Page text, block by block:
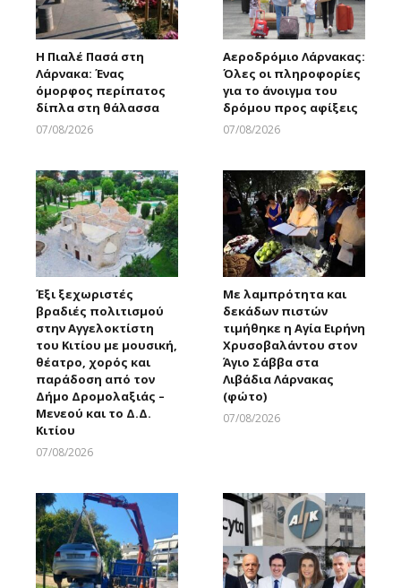
Η Πιαλέ Πασά στη
Λάρνακα: Ένας
όμορφος περίπατος
δίπλα στη θάλασσα
07/08/2026
Αεροδρόμιο Λάρνακας:
Όλες οι πληροφορίες
για το άνοιγμα του
δρόμου προς αφίξεις
07/08/2026
Έξι ξεχωριστές
βραδιές πολιτισμού
στην Αγγελοκτίστη
του Κιτίου με μουσική,
θέατρο, χορός και
παράδοση από τον
Δήμο Δρομολαξιάς –
Μενεού και το Δ.Δ.
Κιτίου
07/08/2026
Με λαμπρότητα και
δεκάδων πιστών
τιμήθηκε η Αγία Ειρήνη
Χρυσοβαλάντου στον
Άγιο Σάββα στα
Λιβάδια Λάρνακας
(φώτο)
07/08/2026